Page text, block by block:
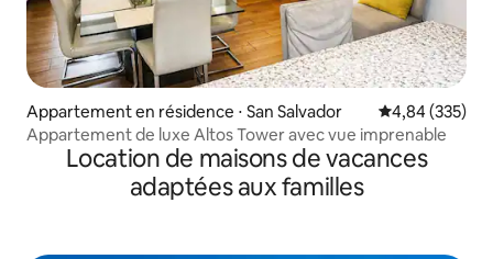
Appartement en résidence ⋅ San Salvador Évaluation
4,84 (335)
Appartement de luxe Altos Tower avec vue imprenable
Location de maisons de vacances
adaptées aux familles